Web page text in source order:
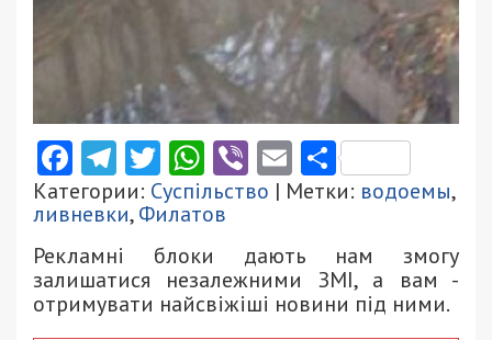
Facebook
Telegram
Twitter
WhatsApp
ViberEmail
Категории: Суспільство | Метки: водоемы,
ливневки,Филатов
Рекламні блоки дають нам змогу
залишатися незалежними ЗМІ, а вам -
отримувати найсвіжіші новини під ними.